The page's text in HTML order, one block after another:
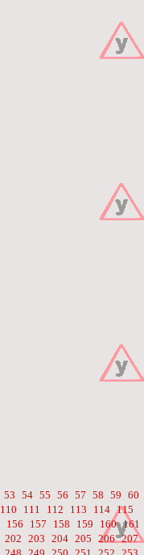
53 54 55 56 57 58 59 60
110 111 112 113 114 115
156 157 158 159 160 161
202 203 204 205 206 207